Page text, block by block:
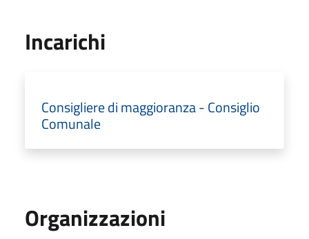
Incarichi
Consigliere di maggioranza - Consiglio
Comunale
Organizzazioni